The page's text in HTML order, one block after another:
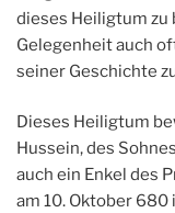
dieses Heiligtum zu
Gelegenheit auch
seiner Geschichte
Dieses Heiligtum
Hussein, des
auch ein Enkel des
am 10. Oktober 680